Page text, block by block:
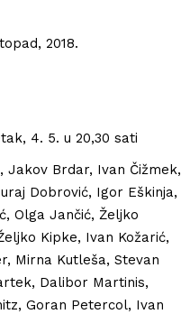
2018.
4. 5. u 20,30 sati
Jakov Brdar, Ivan Čižmek,
Dobrović, Igor Eškinja,
Olga Jančić, Željko
Kipke, Ivan Kožarić,
Mirna Kutleša, Stevan
Dalibor Martinis,
Goran Petercol, Ivan